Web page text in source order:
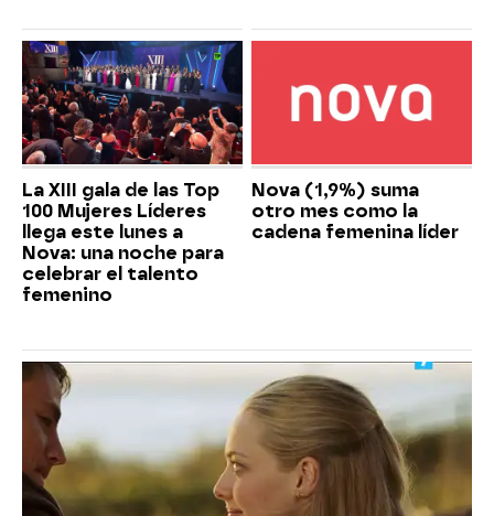
La XIII gala de las Top
100 Mujeres Líderes
llega este lunes a
Nova: una noche para
celebrar el talento
femenino
Nova (1,9%) suma
otro mes como la
cadena femenina líder